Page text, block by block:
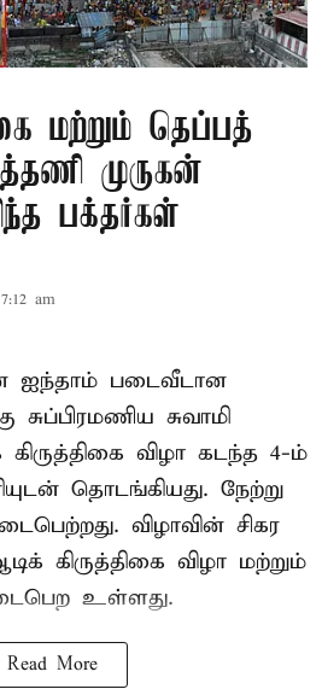
மற்றும் தெப்பத்
முருகன்
பக்தர்கள்
am
ஐந்தாம் படைவீடான
சுப்பிரமணிய சுவாமி
விழா கடந்த 4-ம்
தொடங்கியது. நேற்று
விழாவின் சிகர
கிருத்திகை விழா மற்றும்
உள்ளது.
Read More